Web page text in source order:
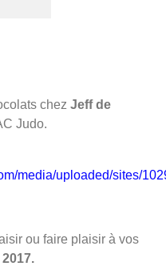
chez Jeff de
Judo.
media/uploaded/sites/
ou faire plaisir à vos